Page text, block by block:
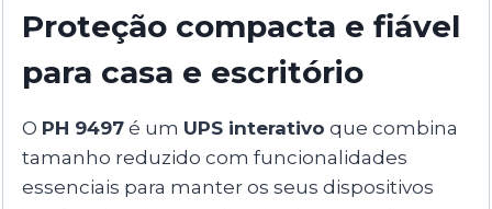
Proteção compacta e fiável
para casa e escritório
O PH 9497 é um UPS interativo que combina
tamanho reduzido com funcionalidades
essenciais para manter os seus dispositivos